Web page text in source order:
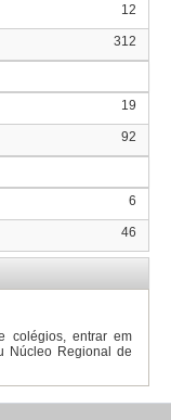
12
312
19
92
6
46
colégios, entrar em
Núcleo Regional de